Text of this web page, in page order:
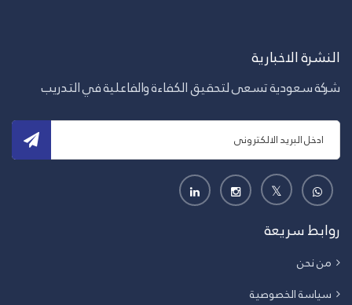
النشرة الاخبارية
شركة سعودية تسعى لتحقيق الكفاءة والفاعلية في التدريب
روابط سريعة
من نحن
سياسة الخصوصية